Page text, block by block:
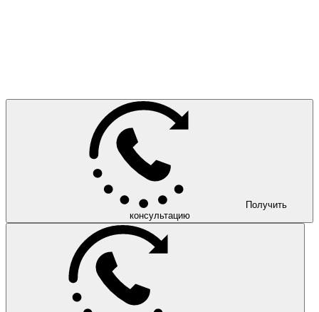
Получить
консультацию